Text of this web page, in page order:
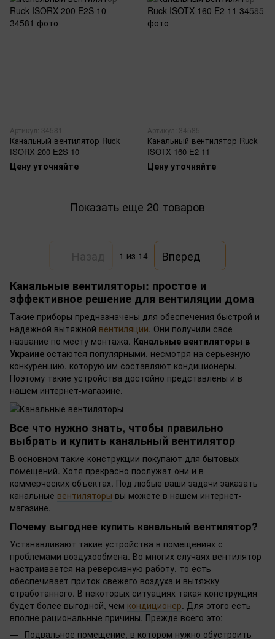
Артикул: 34581
Канальный вентилятор Ruck
ISORX 200 E2S 10
Цену уточняйте
Артикул: 34585
Канальный вентилятор Ruck
ISOTX 160 E2 11
Цену уточняйте
Показать еще 20 товаров
1 из 14
Вперед
Канальные вентиляторы: простое и
эффективное решение для вентиляции дома
Такие приборы предназначены для обеспечения быстрой и
надежной вытяжной вентиляции. Они получили свое
название по месту монтажа. Канальные вентиляторы в
Украине остаются популярными, несмотря на серьезную
конкуренцию, которую им составляют кондиционеры.
Поэтому такие устройства достойно представлены и в
нашем интернет-магазине.
Все что нужно знать, чтобы правильно
выбрать и купить канальный вентилятор
В основном такие конструкции покупают для бытовых
помещений. Хотя прекрасно послужат они и в
коммерческих объектах. Под любые ваши задачи заказать
канальные вентиляторы вы можете в нашем интернет-
магазине.
Почему выгоднее купить канальный вентилятор?
Устанавливают такие устройства в помещениях с
проблемами воздухообмена. Во многих случаях вентилятор
настраивается на реверсивную работу, то есть
обеспечивает приток свежего воздуха и вытяжку
отработанного. В некоторых ситуациях такая конструкция
будет более выгодной, чем кондиционер. Для этого есть
вполне рациональные причины. Прежде всего это:
Подвальное помещение, в котором нужно обустроить